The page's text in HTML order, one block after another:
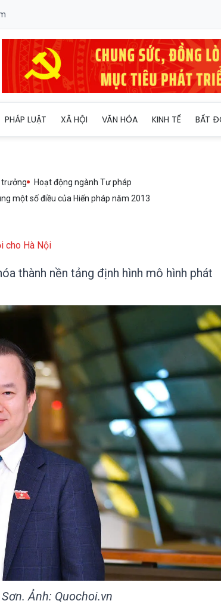
PHÁP LUẬT XÃ HỘI VĂN HÓA KINH TẾ BẤT
trưởng
Hoạt động ngành Tư pháp
một số điều của Hiến pháp năm 2013
cho Hà Nội
thành nền tảng định hình mô hình phát
Ảnh: Quochoi.vn